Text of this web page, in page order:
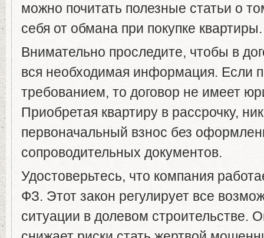
можно почитать полезные статьи о
себя от обмана при покупке квартиры.
Внимательно проследите, чтобы в
вся необходимая информация. Если
требованием, то договор не имеет
Приобретая квартиру в рассрочку,
первоначальный взнос без
сопроводительных документов.
Удостоверьтесь, что компания
ФЗ. Этот закон регулирует все
ситуации в долевом строительстве.